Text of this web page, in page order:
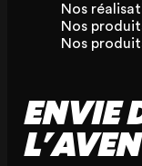
Nos
Nos
Nos
ENVIE